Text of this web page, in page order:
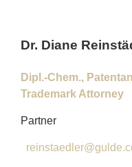
Dr. Diane
Dipl.-Chem.,
Trademark Attorney
Partner